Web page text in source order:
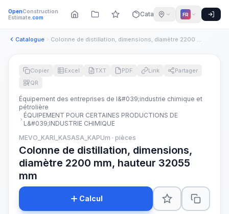
OpenConstruction
Estimate.com Catalogue FR
Catalogue Colonne de distillation, dimensions, diamètre 2200 mm, haute...
Copier Excel TXT PDF Link
Partager
QR
Équipement des entreprises de l&#039;industrie chimique et
pétrolière
ÉQUIPEMENT POUR CERTAINES PRODUCTIONS DE
L&#039;INDUSTRIE CHIMIQUE
MEVO_KARI_KASASA_KAPUm · pièces
Colonne de distillation, dimensions,
diamètre 2200 mm, hauteur 32055
mm
Calcul